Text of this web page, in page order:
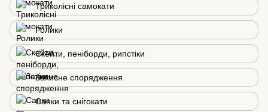
Триколісні cамокати
Ролики
Скейти, пеніборди, рипстіки
Захисне спорядження
Санки та снігокати